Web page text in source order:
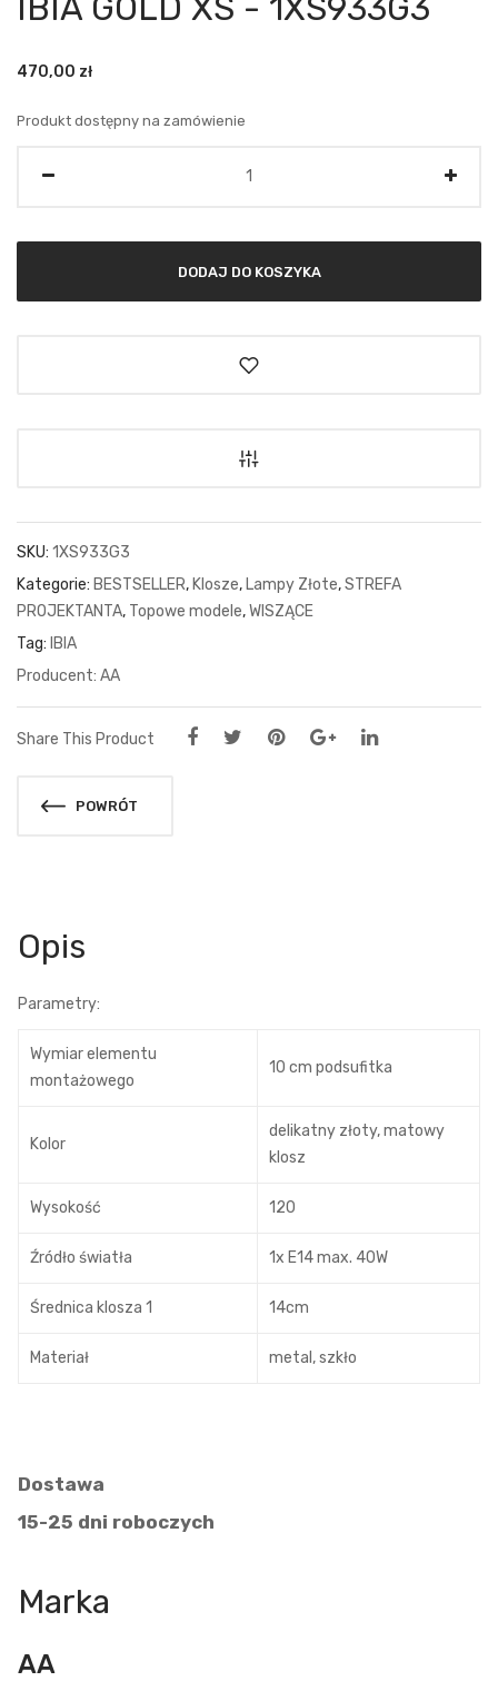
IBIA GOLD XS - 1XS933G3
470,00 zł
Produkt dostępny na zamówienie
DODAJ DO KOSZYKA
SKU: 1XS933G3
Kategorie: BESTSELLER, Klosze, Lampy Złote,STREFA
PROJEKTANTA, Topowe modele,WISZĄCE
Tag: IBIA
AA
Share This Product
POWRÓT
Opis
Parametry:
Wymiar elementu
montażowego
10 cm podsufitka
Kolor
delikatny złoty, matowy
klosz
Wysokość 120
Źródło światła 1x E14 max. 40W
Średnica klosza 1 14cm
Materiał metal, szkło
Dostawa
15-25 dni roboczych
Marka
AA